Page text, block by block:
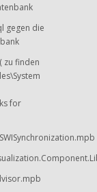
gegen die
zu finden
for